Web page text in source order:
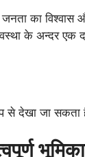
जनता का
के अन्दर एक
से देखा जा सकता
भूमिका